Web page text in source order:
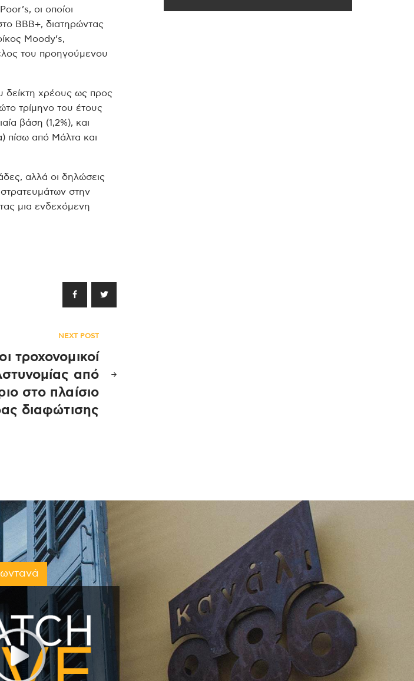
οι οποίοι
ΒΒΒ+, διατηρώντας
Moody’s,
του προηγούμενου
δείκτη χρέους ως προς
τρίμηνο του έτους
βάση (1,2%), και
πίσω από Μάλτα και
αλλά οι δηλώσεις
στην
μια ενδεχόμενη
NEXT POST
τροχονομικοί
από
στο πλαίσιο
διαφώτισης